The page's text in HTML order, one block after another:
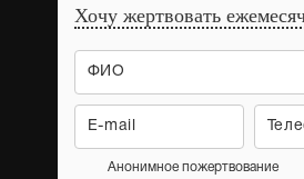
Хочу жертвовать
Анонимное пожертвование